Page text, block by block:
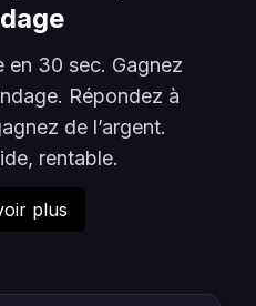
en 30 sec. Gagnez
Répondez à
de l’argent.
rentable.
plus